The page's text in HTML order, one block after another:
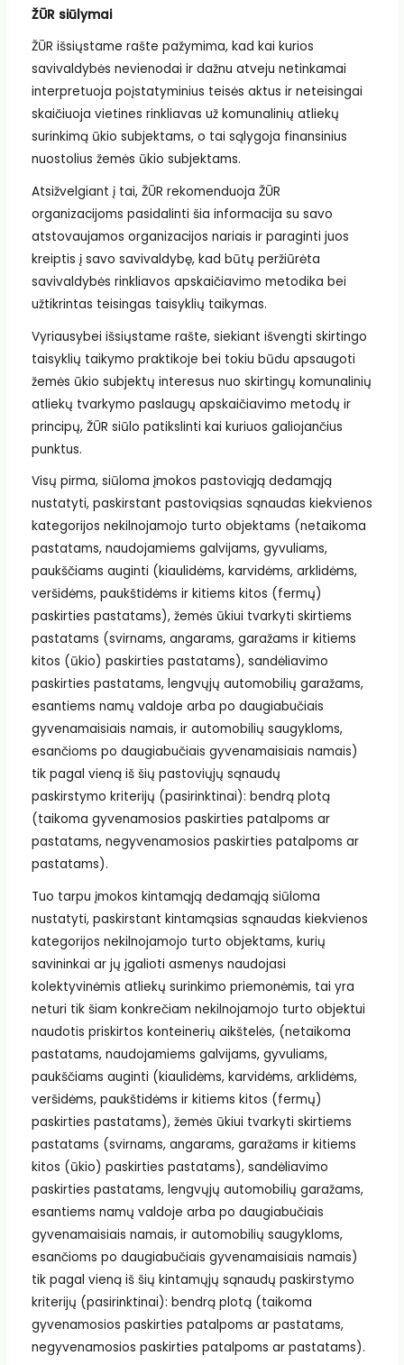
ŽŪR siūlymai
ŽŪR išsiųstame rašte pažymima, kad kai kurios
savivaldybės nevienodai ir dažnu atveju netinkamai
interpretuoja poįstatyminius teisės aktus ir neteisingai
skaičiuoja vietines rinkliavas už komunalinių atliekų
surinkimą ūkio subjektams, o tai sąlygoja finansinius
nuostolius žemės ūkio subjektams.
Atsižvelgiant į tai, ŽŪR rekomenduoja ŽŪR
organizacijoms pasidalinti šia informacija su savo
atstovaujamos organizacijos nariais ir paraginti juos
kreiptis į savo savivaldybę, kad būtų peržiūrėta
savivaldybės rinkliavos apskaičiavimo metodika bei
užtikrintas teisingas taisyklių taikymas.
Vyriausybei išsiųstame rašte, siekiant išvengti skirtingo
taisyklių taikymo praktikoje bei tokiu būdu apsaugoti
žemės ūkio subjektų interesus nuo skirtingų komunalinių
atliekų tvarkymo paslaugų apskaičiavimo metodų ir
principų, ŽŪR siūlo patikslinti kai kuriuos galiojančius
punktus.
Visų pirma, siūloma įmokos pastoviąją dedamąją
nustatyti, paskirstant pastoviąsias sąnaudas kiekvienos
kategorijos nekilnojamojo turto objektams (netaikoma
pastatams, naudojamiems galvijams, gyvuliams,
paukščiams auginti (kiaulidėms, karvidėms, arklidėms,
veršidėms, paukštidėms ir kitiems kitos (fermų)
paskirties pastatams), žemės ūkiui tvarkyti skirtiems
pastatams (svirnams, angarams, garažams ir kitiems
kitos (ūkio) paskirties pastatams), sandėliavimo
paskirties pastatams, lengvųjų automobilių garažams,
esantiems namų valdoje arba po daugiabučiais
gyvenamaisiais namais, ir automobilių saugykloms,
esančioms po daugiabučiais gyvenamaisiais namais)
tik pagal vieną iš šių pastoviųjų sąnaudų
paskirstymo kriterijų (pasirinktinai): bendrą plotą
(taikoma gyvenamosios paskirties patalpoms ar
pastatams, negyvenamosios paskirties patalpoms ar
pastatams).
Tuo tarpu įmokos kintamąją dedamąją siūloma
nustatyti, paskirstant kintamąsias sąnaudas kiekvienos
kategorijos nekilnojamojo turto objektams, kurių
savininkai ar jų įgalioti asmenys naudojasi
kolektyvinėmis atliekų surinkimo priemonėmis, tai yra
neturi tik šiam konkrečiam nekilnojamojo turto objektui
naudotis priskirtos konteinerių aikštelės, (netaikoma
pastatams, naudojamiems galvijams, gyvuliams,
paukščiams auginti (kiaulidėms, karvidėms, arklidėms,
veršidėms, paukštidėms ir kitiems kitos (fermų)
paskirties pastatams), žemės ūkiui tvarkyti skirtiems
pastatams (svirnams, angarams, garažams ir kitiems
kitos (ūkio) paskirties pastatams), sandėliavimo
paskirties pastatams, lengvųjų automobilių garažams,
esantiems namų valdoje arba po daugiabučiais
gyvenamaisiais namais, ir automobilių saugykloms,
esančioms po daugiabučiais gyvenamaisiais namais)
tik pagal vieną iš šių kintamųjų sąnaudų paskirstymo
kriterijų (pasirinktinai): bendrą plotą (taikoma
gyvenamosios paskirties patalpoms ar pastatams,
negyvenamosios paskirties patalpoms ar pastatams).